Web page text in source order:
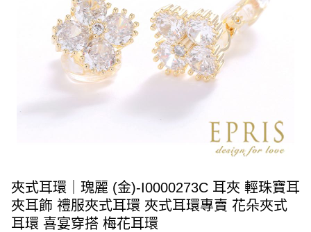
夾式耳環｜瑰麗 (金)-I0000273C 耳夾 輕珠寶耳
夾耳飾 禮服夾式耳環 夾式耳環專賣 花朵夾式
耳環 喜宴穿搭 梅花耳環